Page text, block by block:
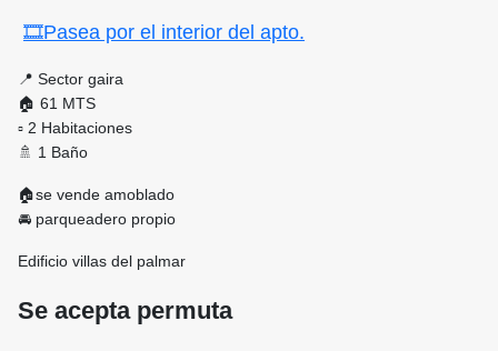
🎞Pasea por el interior del apto.
📍 Sector gaira
🏠 61 MTS
▫ 2 Habitaciones
🚿 1 Baño
🏠se vende amoblado
🚘 parqueadero propio
Edificio villas del palmar
Se acepta permuta